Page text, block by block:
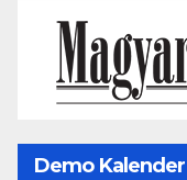
Demo Kalender